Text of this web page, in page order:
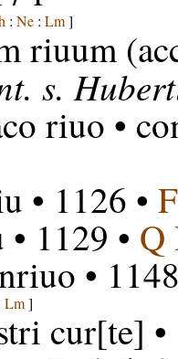
: Ne: Lm]
riuum
s.
riuo •
• 1126 •
• 1129 • Q
•
Lm]
cur[te]